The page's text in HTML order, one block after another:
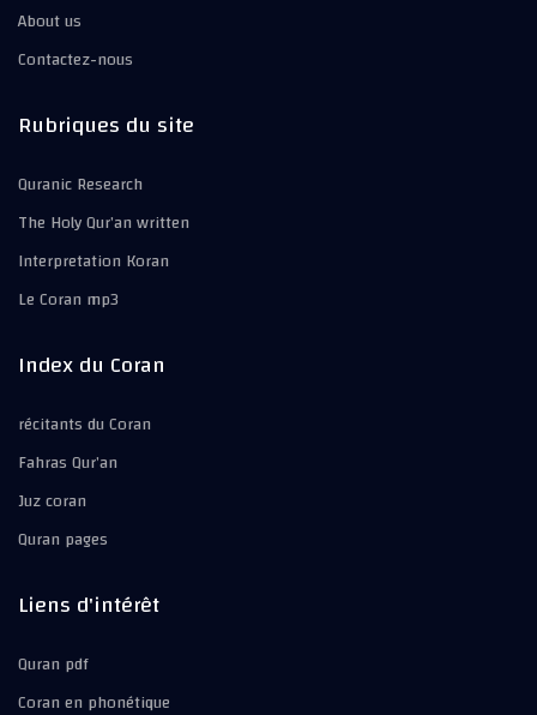
About us
Contactez-nous
Rubriques du site
Quranic Research
The Holy Qur’an written
Interpretation Koran
Le Coran mp3
Index du Coran
récitants du Coran
Fahras Qur’an
Juz coran
Quran pages
Liens d'intérêt
Quran pdf
Coran en phonétique